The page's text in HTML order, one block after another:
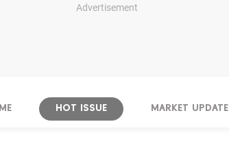
Advertisement
HOT ISSUE MARKET UPDATE